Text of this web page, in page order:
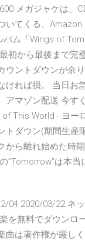
メガジャケは、
いてくる、
バム「Wings of
初から最後まで完
ウントダウンが余
ければ損。 当日お
アマゾン配送 今す
This World - ヨー
トダウン(期間生産
から離れ始めた時
”Tomorrow”は本
04 2020/03/22 ネ
を無料でダウンロ
曲は著作権が厳し